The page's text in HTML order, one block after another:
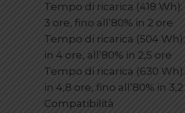
Tempo di ricarica (418 Wh):
3 ore, fino all’80% in 2 ore
Tempo di ricarica (504 Wh):
in 4 ore, all’80% in 2,5 ore
Tempo di ricarica (630 Wh):
in 4,8 ore, fino all’80% in
Compatibilità